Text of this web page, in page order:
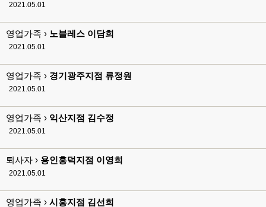
2021.05.01
영업가족 › 노블레스 이담희
2021.05.01
영업가족 › 경기광주지점 류정원
2021.05.01
영업가족 › 익산지점 김수정
2021.05.01
퇴사자 › 용인흥덕지점 이영희
2021.05.01
영업가족 › 시흥지점 김선희